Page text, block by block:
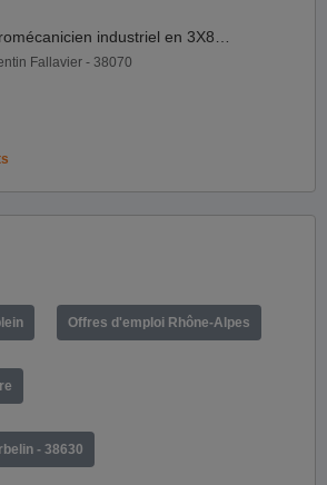
Fallavier - 38070
Offres d'emploi Rhône-Alpes
- 38630